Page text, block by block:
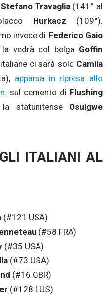
Stefano Travaglia(141° al
Hurkacz (109°).
invece di Federico Gaio
vedrà col belga Goffin
ci sarà solo Camila
apparsa in ripresa allo
: sul cemento di Flushing
statunitense Osuigwe
ITALIANI AL
(#121 USA)
(#58 FRA)
(#35 USA)
(#73 USA)
(#16 GBR)
(#128 LUS)